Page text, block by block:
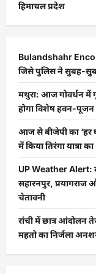
हिमाचल प्रदेश
Bulandshahr
जिसे पुलिस ने सुबह-
मथुरा: आज गोवर्धन में
होगा विशेष हवन-पूजन
आज से बीजेपी का ‘हर
में किया तिरंगा यात्रा
UP Weather Alert:
सहारनपुर,
चेतावनी
रांची में छात्र आंदोलन
महतो का निर्जला